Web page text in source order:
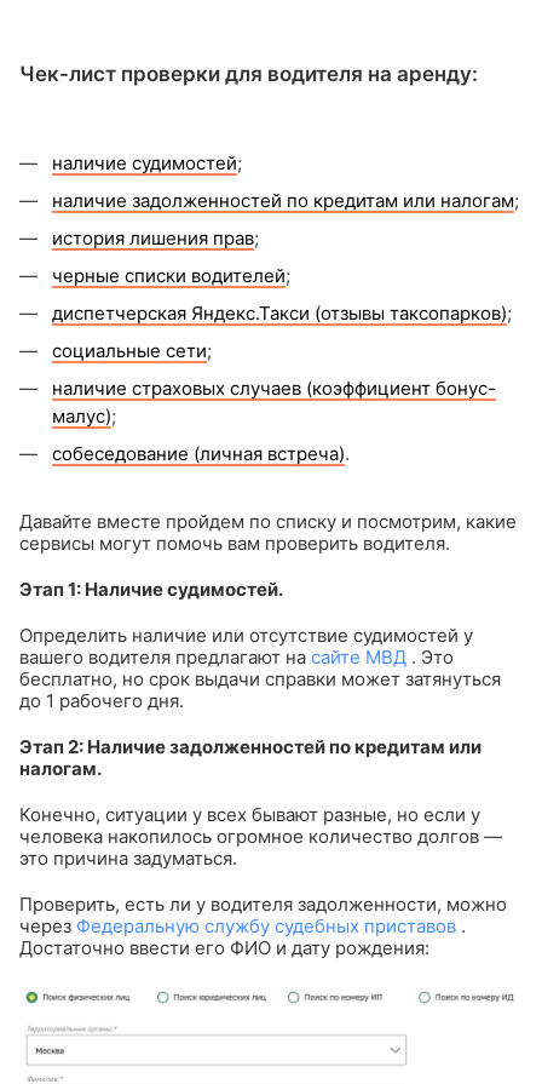
Чек-лист проверки для водителя на аренду:
наличие судимостей;
наличие задолженностей по кредитам или налогам;
история лишения прав;
черные списки водителей;
диспетчерская Яндекс.Такси (отзывы таксопарков);
социальные сети;
наличие страховых случаев (коэффициент бонус-
малус);
собеседование (личная встреча).
Давайте вместе пройдем по списку и посмотрим, какие
сервисы могут помочь вам проверить водителя.
Этап 1: Наличие судимостей.
Определить наличие или отсутствие судимостей у
вашего водителя предлагают на сайте МВД . Это
бесплатно, но срок выдачи справки может затянуться
до 1 рабочего дня.
Этап 2: Наличие задолженностей по кредитам или
налогам.
Конечно, ситуации у всех бывают разные, но если у
человека накопилось огромное количество долгов —
это причина задуматься.
Проверить, есть ли у водителя задолженности, можно
через Федеральную службу судебных приставов .
Достаточно ввести его ФИО и дату рождения: